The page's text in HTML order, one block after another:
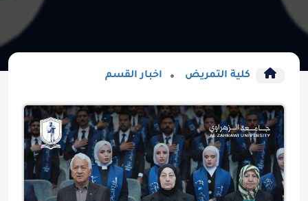
كلية التمريض اخبار القسم